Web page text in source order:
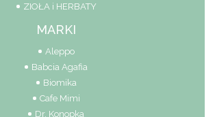
ZIOŁA i HERBATY
MARKI
Aleppo
Babcia Agafia
Biomika
Cafe Mimi
Dr. Konopka